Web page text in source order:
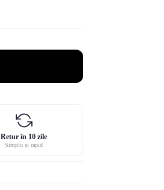
Retur în 10 zile
Simplu și rapid